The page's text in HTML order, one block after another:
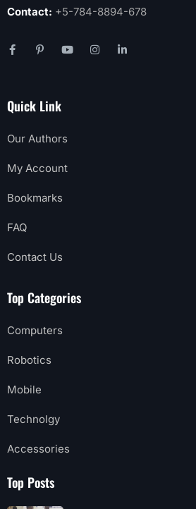
Contact: +5-784-8894-678
Quick Link
Our Authors
My Account
Bookmarks
FAQ
Contact Us
Top Categories
Computers
Robotics
Mobile
Technolgy
Accessories
Top Posts